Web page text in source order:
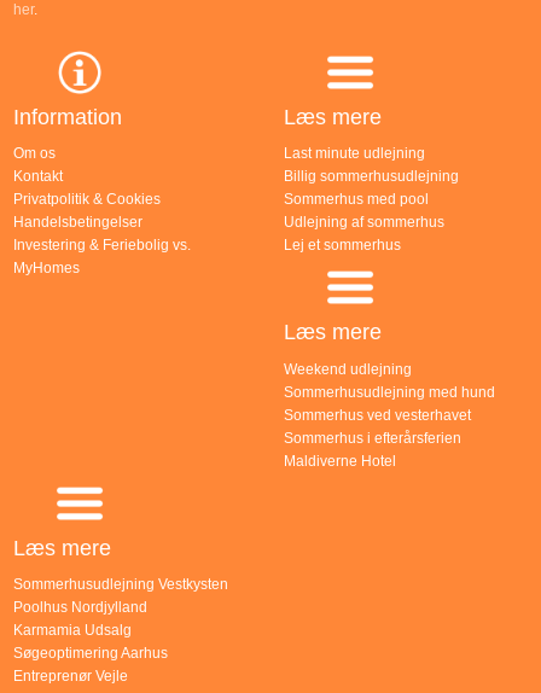
her.
Information
Om os
Kontakt
Privatpolitik & Cookies
Handelsbetingelser
Investering & Feriebolig vs.
MyHomes
Læs mere
Last minute udlejning
Billig sommerhusudlejning
Sommerhus med pool
Udlejning af sommerhus
Lej et sommerhus
Læs mere
Weekend udlejning
Sommerhusudlejning med hund
Sommerhus ved vesterhavet
Sommerhus i efterårsferien
Maldiverne Hotel
Læs mere
Sommerhusudlejning Vestkysten
Poolhus Nordjylland
Karmamia Udsalg
Søgeoptimering Aarhus
Entreprenør Vejle